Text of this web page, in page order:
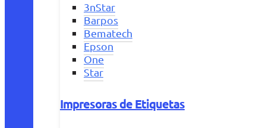
3nStar
Barpos
Bematech
Epson
One
Star
Impresoras de Etiquetas